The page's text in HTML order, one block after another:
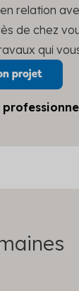
relation
de chez
qui